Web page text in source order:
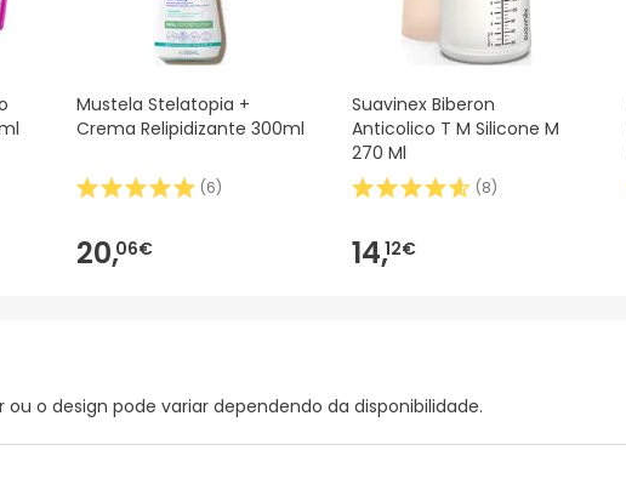
Mustela Stelatopia +
Crema Relipidizante 300ml
(6)
20,06€
Suavinex Biberon
Anticolico T M Silicone M
270 Ml
(8)
14,12€
o design pode variar dependendo da disponibilidade.